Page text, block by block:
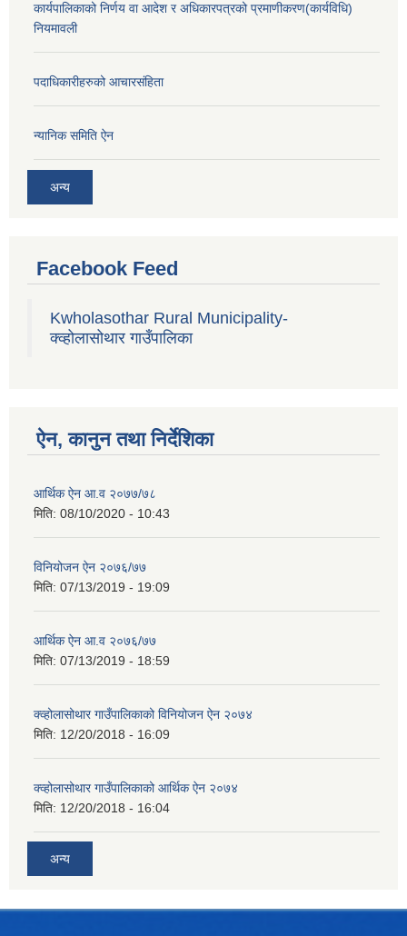
कार्यपालिकाको निर्णय वा आदेश र अधिकारपत्रको प्रमाणीकरण(कार्यविधि)
नियमावली
पदाधिकारीहरुको आचारसंहिता
न्यानिक समिति ऐन
अन्य
Facebook Feed
Kwholasothar Rural Municipality-
क्व्होलासोथार गाउँपालिका
ऐन, कानुन तथा निर्देशिका
आर्थिक ऐन आ.व २०७७/७८
मिति: 08/10/2020 - 10:43
विनियोजन ऐन २०७६/७७
मिति: 07/13/2019 - 19:09
आर्थिक ऐन आ.व २०७६/७७
मिति: 07/13/2019 - 18:59
क्व्होलासोथार गाउँपालिकाको विनियोजन ऐन २०७४
मिति: 12/20/2018 - 16:09
क्व्होलासोथार गाउँपालिकाको आर्थिक ऐन २०७४
मिति: 12/20/2018 - 16:04
अन्य